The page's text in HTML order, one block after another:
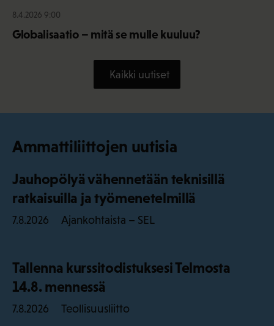
8.4.2026 9:00
Globalisaatio – mitä se mulle kuuluu?
Kaikki uutiset
Ammattiliittojen uutisia
Jauhopölyä vähennetään teknisillä
ratkaisuilla ja työmenetelmillä
7.8.2026 Ajankohtaista – SEL
Tallenna kurssitodistuksesi Telmosta
14.8. mennessä
7.8.2026 Teollisuusliitto